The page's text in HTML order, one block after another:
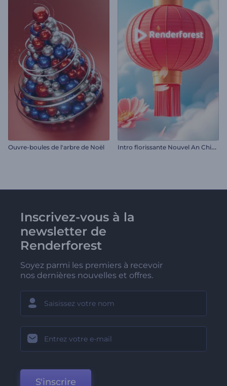
Ouvre-boules de l'arbre de Noël I
ntro florissante Nouvel An Chinois
Inscrivez-vous à la
newsletter de
Renderforest
Soyez parmi les premiers à recevoir
nos dernières nouvelles et offres.
S'inscrire